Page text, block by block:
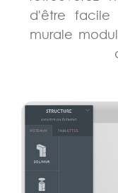
d'être facile
murale